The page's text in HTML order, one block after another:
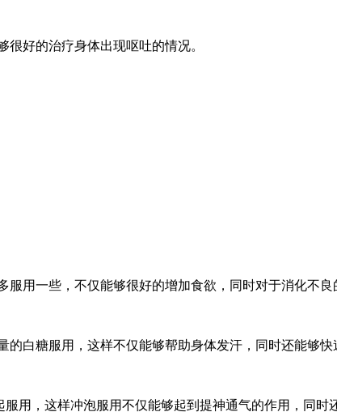
好的治疗身体出现呕吐的情况。
用一些，不仅能够很好的增加食欲，同时对于消化不良
白糖服用，这样不仅能够帮助身体发汗，同时还能够快
用，这样冲泡服用不仅能够起到提神通气的作用，同时